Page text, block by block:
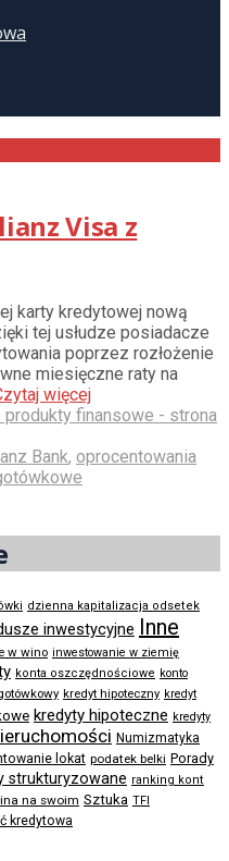
Visa z
karty kredytowej nową
tej usłudze posiadacze
poprzez rozłożenie
miesięczne raty na
więcej
produkty finansowe - strona
Bank, oprocentowania
dzienna kapitalizacja odsetek
inwestycyjne Inne
w wino inwestowanie w ziemię
konta oszczędnościowe konto
kredyt hipoteczny kredyt
kredyty hipoteczne kredyty
Numizmatyka
lokat podatek belki Porady
strukturyzowane ranking kont
na swoim Sztuka TFI
kredytowa